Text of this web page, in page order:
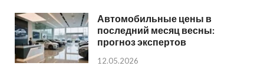
Автомобильные цены в
последний месяц весны:
прогноз экспертов
12.05.2026